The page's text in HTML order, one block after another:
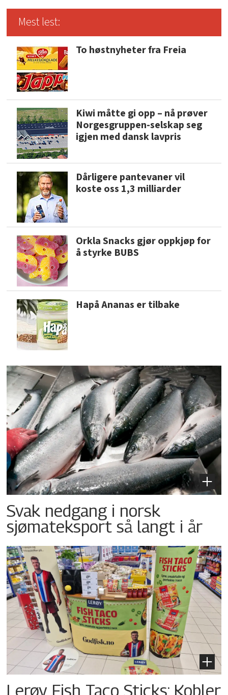
Mest lest:
To høstnyheter fra Freia
Kiwi måtte gi opp – nå prøver
Norgesgruppen-selskap seg
igjen med dansk lavpris
Dårligere pantevaner vil
koste oss 1,3 milliarder
Orkla Snacks gjør oppkjøp for
å styrke BUBS
Hapå Ananas er tilbake
Svak nedgang i norsk
sjømateksport så langt i år
Lerøy Fish Taco Sticks: Kobler